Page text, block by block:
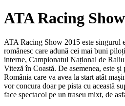
ATA Racing
ATA Racing Show 2015 este singurul
românesc care adună cei mai buni
interne, Campionatul Național de
Viteză în Coastă. De asemenea, este
România care va avea la start atât
vor concura doar pe pista cu această
face spectacol pe un traseu mixt, de